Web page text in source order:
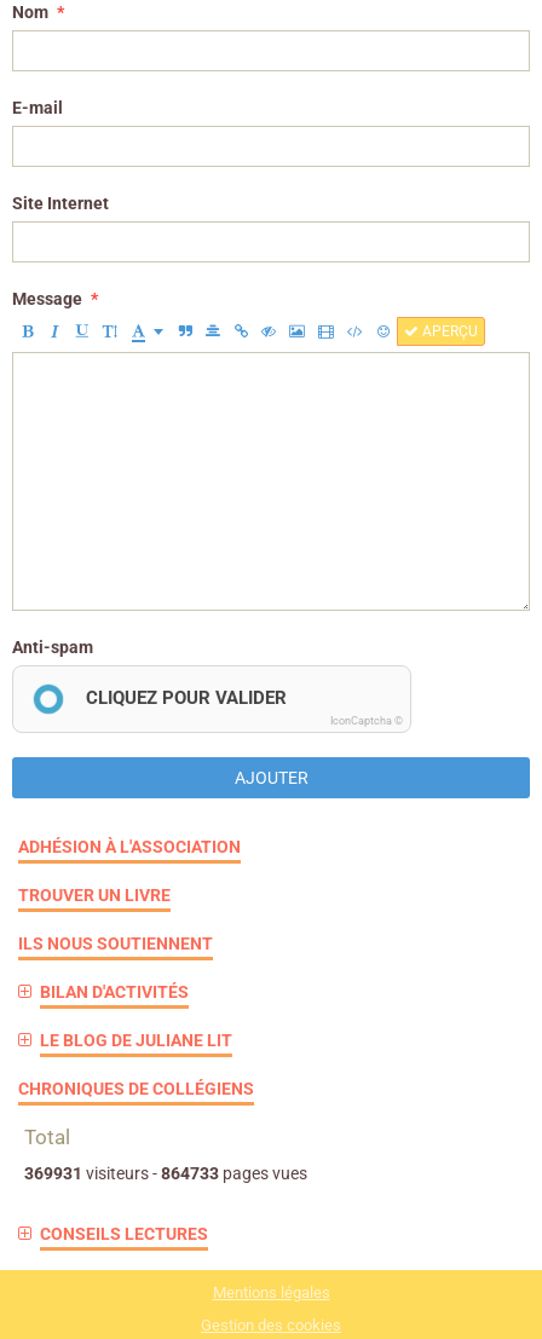
Nom
E-mail
Site Internet
Message
APERÇU
Anti-spam
CLIQUEZ POUR VALIDER
IconCaptcha ©
AJOUTER
ADHÉSION À L'ASSOCIATION
TROUVER UN LIVRE
ILS NOUS SOUTIENNENT
BILAN D'ACTIVITÉS
LE BLOG DE JULIANE LIT
CHRONIQUES DE COLLÉGIENS
Total
369931 visiteurs -864733 pages vues
CONSEILS LECTURES
Mentions légales
Gestion des cookies